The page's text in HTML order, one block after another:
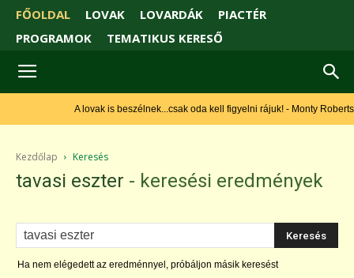
FŐOLDAL LOVAK LOVARDÁK
PIACTÉR
PROGRAMOK
TEMATIKUS KERESŐ
A lovak is beszélnek...csak oda kell figyelni rájuk! - Monty Roberts
Kezdőlap Keresés
tavasi eszter - keresési eredmények
Ha nem elégedett az eredménnyel, próbáljon másik keresést